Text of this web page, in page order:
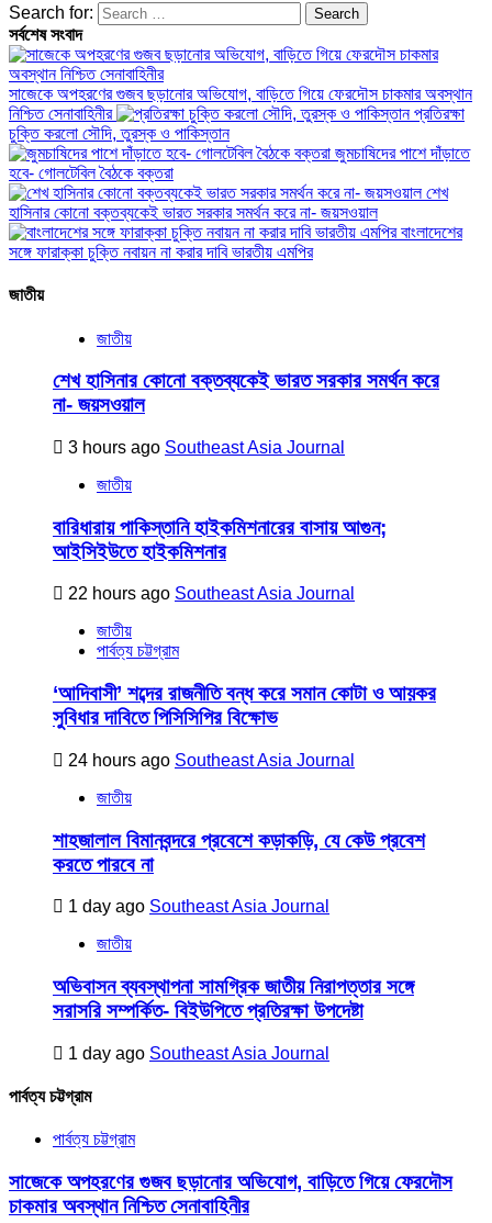
Search for:
সর্বশেষ সংবাদ
সাজেকে অপহরণের গুজব ছড়ানোর অভিযোগ, বাড়িতে গিয়ে ফেরদৌস চাকমার অবস্থান
নিশ্চিত সেনাবাহিনীর
প্রতিরক্ষা
চুক্তি করলো সৌদি, তুরস্ক ও পাকিস্তান
জুমচাষিদের পাশে দাঁড়াতে
হবে- গোলটেবিল বৈঠকে বক্তরা
শেখ
হাসিনার কোনো বক্তব্যকেই ভারত সরকার সমর্থন করে না- জয়সওয়াল
বাংলাদেশের
সঙ্গে ফারাক্কা চুক্তি নবায়ন না করার দাবি ভারতীয় এমপির
জাতীয়
জাতীয়
শেখ হাসিনার কোনো বক্তব্যকেই ভারত সরকার সমর্থন করে
না- জয়সওয়াল
3 hours ago Southeast Asia Journal
জাতীয়
বারিধারায় পাকিস্তানি হাইকমিশনারের বাসায় আগুন;
আইসিইউতে হাইকমিশনার
22 hours ago Southeast Asia Journal
জাতীয়
পার্বত্য চট্টগ্রাম
‘আদিবাসী’ শব্দের রাজনীতি বন্ধ করে সমান কোটা ও আয়কর
সুবিধার দাবিতে পিসিসিপির বিক্ষোভ
24 hours ago Southeast Asia Journal
জাতীয়
শাহজালাল বিমানবন্দরে প্রবেশে কড়াকড়ি, যে কেউ প্রবেশ
করতে পারবে না
1 day ago Southeast Asia Journal
জাতীয়
অভিবাসন ব্যবস্থাপনা সামগ্রিক জাতীয় নিরাপত্তার সঙ্গে
সরাসরি সম্পর্কিত- বিইউপিতে প্রতিরক্ষা উপদেষ্টা
1 day ago Southeast Asia Journal
পার্বত্য চট্টগ্রাম
পার্বত্য চট্টগ্রাম
সাজেকে অপহরণের গুজব ছড়ানোর অভিযোগ, বাড়িতে গিয়ে ফেরদৌস
চাকমার অবস্থান নিশ্চিত সেনাবাহিনীর